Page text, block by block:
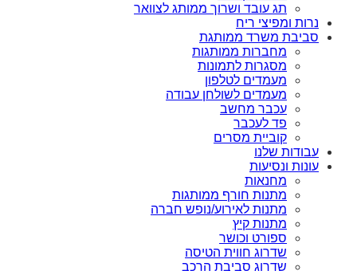
תג עובד ושרוך ממותג לצוואר
נרות ומפיצי ריח
סביבת משרד ממותגת
מחברות ממותגות
מסגרות לתמונות
מעמדים לטלפון
מעמדים לשולחן עבודה
עכבר מחשב
פד לעכבר
קוביית מסרים
עבודות שלנו
עונות ונסיעות
מחנאות
מתנות חורף ממותגות
מתנות לאירוע/נופש חברה
מתנות קיץ
ספורט וכושר
שדרוג חווית הטיסה
שדרוג סביבת הרכב